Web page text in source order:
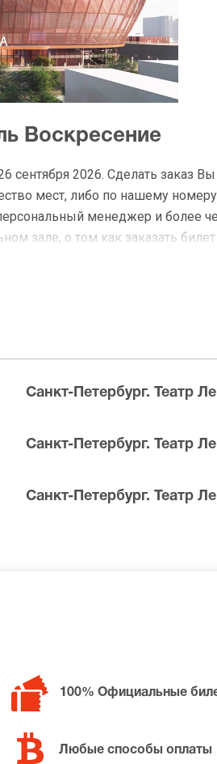
Воскресение
сентября 2026. Сделать заказ
мест, либо по нашему номеру
менеджер и более
зале, о том как заказать
по Москве в течение не более
МКАД возле метро или в пешей
Санкт-Петербург. Театр
Санкт-Петербург. Театр
Санкт-Петербург. Театр
100% Официальные
Любые способы оплаты